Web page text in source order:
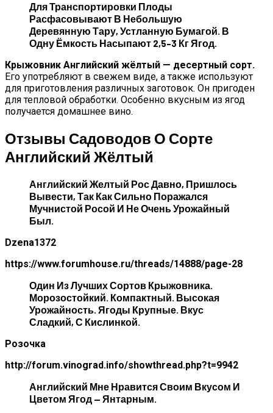
Для Транспортировки Плоды
Расфасовывают В Небольшую
Деревянную Тару, Устланную Бумагой. В
Одну Ёмкость Насыпают 2,5–3 Кг Ягод.
Крыжовник Английский жёлтый — десертный сорт.
Его употребляют в свежем виде, а также используют
для приготовления различных заготовок. Он пригоден
для тепловой обработки. Особенно вкусным из ягод
получается домашнее вино.
Отзывы Садоводов О Сорте
Английский Жёлтый
Английский Желтый Рос Давно, Пришлось
Вывести, Так Как Сильно Поражался
Мучнистой Росой И Не Очень Урожайный
Был.
Dzena1372
https://www.forumhouse.ru/threads/14888/page-28
Один Из Лучших Сортов Крыжовника.
Морозостойкий. Компактный. Высокая
Урожайность. Ягоды Крупные. Вкус
Сладкий, С Кислинкой.
Розочка
http://forum.vinograd.info/showthread.php?t=9942
Английский Мне Нравится Своим Вкусом И
Цветом Ягод — Янтарным.